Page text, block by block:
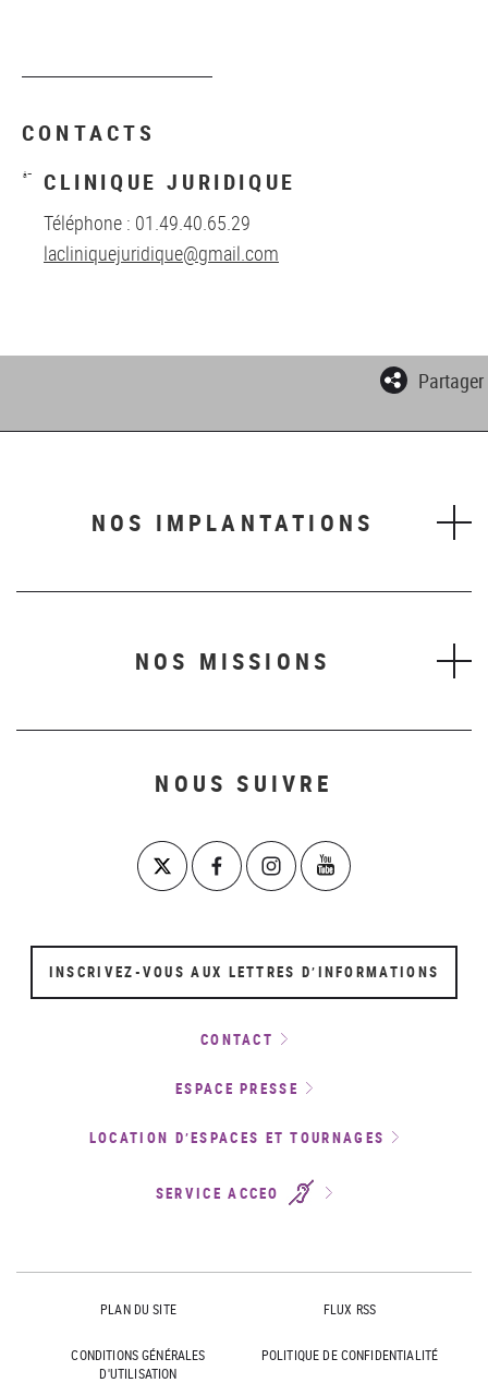
CONTACTS
CLINIQUE JURIDIQUE
Téléphone : 01.49.40.65.29
lacliniquejuridique@gmail.com
Partager
NOS IMPLANTATIONS
NOS MISSIONS
NOUS SUIVRE
INSCRIVEZ-VOUS AUX LETTRES D’INFORMATIONS
CONTACT
ESPACE PRESSE
LOCATION D’ESPACES ET TOURNAGES
SERVICE ACCEO
PLAN DU SITE FLUX RSS
CONDITIONS GÉNÉRALES
D'UTILISATION
POLITIQUE DE CONFIDENTIALITÉ